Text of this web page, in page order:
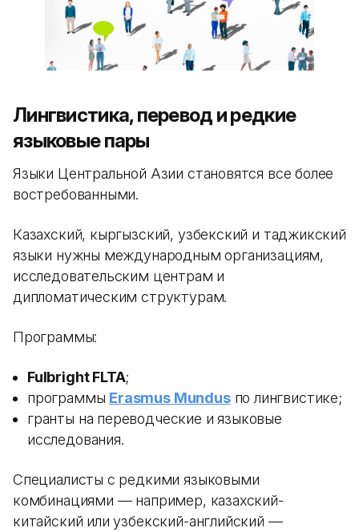
Лингвистика, перевод и редкие
языковые пары
Языки Центральной Азии становятся все более
востребованными.
Казахский, кыргызский, узбекский и таджикский
языки нужны международным организациям,
исследовательским центрам и
дипломатическим структурам.
Программы:
Fulbright FLTA;
программы Erasmus Mundusпо лингвистике;
гранты на переводческие и языковые
исследования.
Специалисты с редкими языковыми
комбинациями — например, казахский-
китайский или узбекский-английский —